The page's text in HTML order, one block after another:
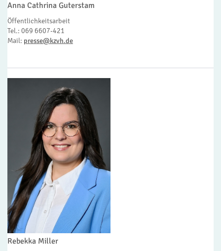
Anna Cathrina Guterstam
Öffentlichkeitsarbeit
Tel.: 069 6607-421
Mail: presse@kzvh.de
Rebekka Miller